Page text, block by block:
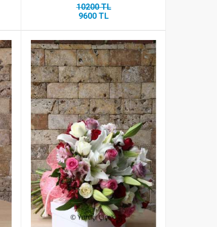
10200 TL
9600 TL